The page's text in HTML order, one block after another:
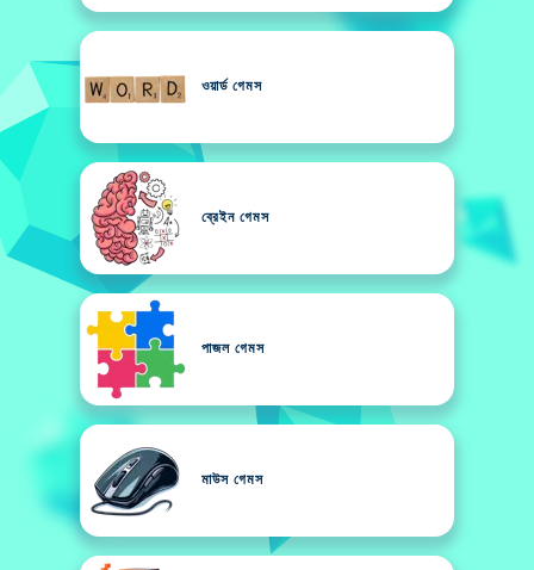
ওয়ার্ড গেমস
ব্রেইন গেমস
পাজল গেমস
মাউস গেমস